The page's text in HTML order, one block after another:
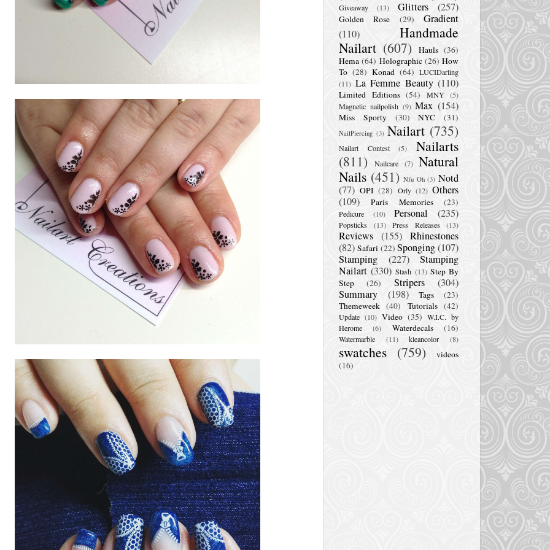
Giveaway (13) Glitters (257)
Golden Rose (29)
Gradient
(110)
Handmade
Nailart (607) Hauls (36)
Hema (64) Holographic (26) How
To (28) Konad (64) LUCIDarling
(11) La Femme Beauty (110)
Limited Editions (54) MNY (5)
Magnetic nailpolish (9) Max (154)
Miss Sporty (30) NYC (31)
NailPiercing (3) Nailart (735)
Nailart Contest (5)
Nailarts
(811)
Nailcare (7) Natural
Nails (451) Nfu Oh (3) Notd
(77) OPI (28) Orly (12) Others
(109)
Paris Memories (23)
Pedicure (10) Personal (235)
Popsticks (13) Press Releases (13)
Reviews (155) Rhinestones
(82) Safari (22) Sponging(107)
Stamping
(227)
Stamping
Nailart (330) Stash (13) Step By
Step
(26) Stripers
(304)
Summary
(198) Tags
(23)
Themeweek (40) Tutorials (42)
Update (10) Video (35) W.I.C. by
Herome
(6) Waterdecals (16)
Watermarble (11) kleancolor (8)
swatches (759)
videos
(16)